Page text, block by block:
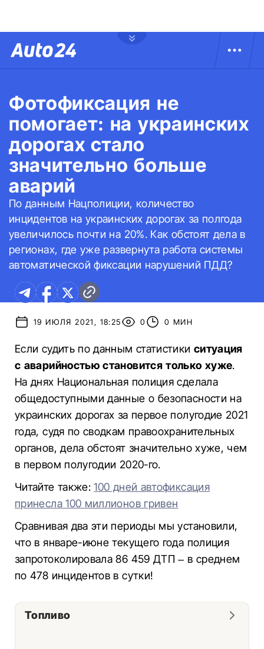
Фотофиксация не
помогает: на украинских
дорогах стало
значительно больше
аварий
По данным Нацполиции, количество
инцидентов на украинских дорогах за полгода
увеличилось почти на 20%. Как обстоят дела в
регионах, где уже развернута работа системы
автоматической фиксации нарушений ПДД?
19 ИЮЛЯ 2021, 18:25 0 0 МИН
Если судить по данным статистики ситуация
с аварийностью становится только хуже.
На днях Национальная полиция сделала
общедоступными данные о безопасности на
украинских дорогах за первое полугодие 2021
года, судя по сводкам правоохранительных
органов, дела обстоят значительно хуже, чем
в первом полугодии 2020-го.
Читайте также:100 дней автофиксация
принесла 100 миллионов гривен
Сравнивая два эти периоды мы установили,
что в январе-июне текущего года полиция
запротоколировала 86 459 ДТП – в среднем
по 478 инцидентов в сутки!
Топливо